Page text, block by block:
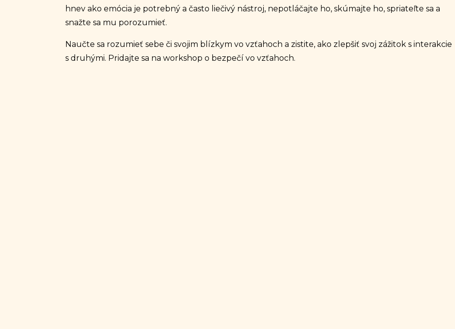
hnev ako emócia je potrebný a často liečivý nástroj, nepotláčajte ho, skúmajte ho, spriateľte sa a
snažte sa mu porozumieť.
Naučte sa rozumieť sebe či svojim blízkym vo vzťahoch a zistite, ako zlepšiť svoj zážitok s interakcie
s druhými. Pridajte sa na workshop o bezpečí vo vzťahoch.